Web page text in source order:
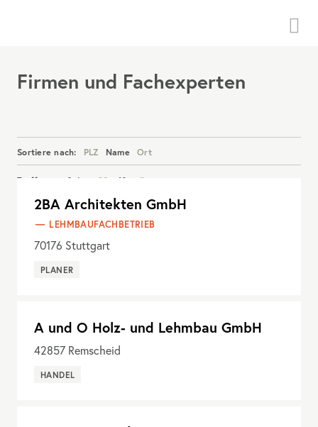
Firmen und Fachexperten
Sortiere nach: PLZ Name Ort
Treffer pro Seite: 20 40 alle
Details anzeigen
2BA Architekten GmbH
LEHMBAUFACHBETRIEB
70176 Stuttgart
PLANER
A und O Holz- und Lehmbau GmbH
42857 Remscheid
HANDEL